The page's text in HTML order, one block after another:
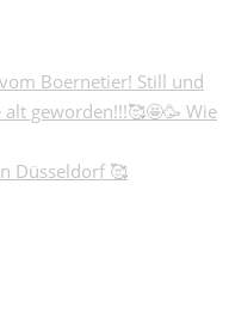
Düsseldorf 🥰